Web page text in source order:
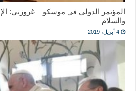
المؤتمر الدولي في موسكو – غروزني:
والسلام
4 أبريل، 2019